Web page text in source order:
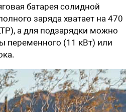
батарея солидной
заряда хватает на 470
а для подзарядки можно
переменного (11 кВт) или